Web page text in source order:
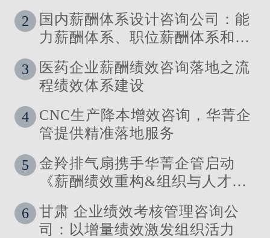
2
国内薪酬体系设计咨询公司：能
力薪酬体系、职位薪酬体系和技
3
医药企业薪酬绩效咨询落地之流
程绩效体系建设
4
CNC生产降本增效咨询，华菁企
管提供精准落地服务
5
金羚排气扇携手华菁企管启动
《薪酬绩效重构&组织与人才发
6
甘肃 企业绩效考核管理咨询公
司：以增量绩效激发组织活力